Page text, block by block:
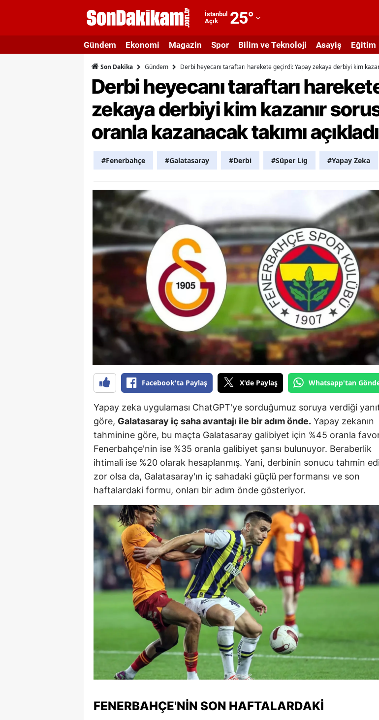
İstanbul
Açık
25°
Adıyaman
Afyonkarahisar
Ağrı
Amasya
Ankara
Antalya
Artvin
Bilecik
Bingöl
Bitlis
Bolu
Burdur
Bursa
Çanakkale
Çankırı
Çorum
Denizli
Diyarbakır
Edirne
Elazığ
Erzincan
Erzurum
Eskişehir
Gaziantep
Giresun
Gümüşhane
Hakkari
Hatay
Isparta
Mersin
Gündem Ekonomi Magazin Spor Bilim ve Teknoloji Asayiş Eğitim
Son Dakika Gündem Derbi heyecanı taraftarı harekete geçirdi: Yapay zekaya derbiyi kim
Derbi heyecanı taraftarı
zekaya derbiyi kim kazanır
oranla kazanacak takımı açıkladı
#Fenerbahçe #Galatasaray #Derbi #Süper Lig #Yapay Zeka
Facebook'ta Paylaş X'de Paylaş Whatsapp'tan
Yapay zeka uygulaması ChatGPT'ye sorduğumuz soruya verdiği
göre, Galatasaray iç saha avantajı ile bir adım önde. Yapay zekanın
tahminine göre, bu maçta Galatasaray galibiyet için %45 oranla
Fenerbahçe'nin ise %35 oranla galibiyet şansı bulunuyor. Beraberlik
ihtimali ise %20 olarak hesaplanmış. Yani, derbinin sonucu tahmin
zor olsa da, Galatasaray'ın iç sahadaki güçlü performansı ve son
haftalardaki formu, onları bir adım önde gösteriyor.
FENERBAHÇE'NIN SON HAFTALARDAKI